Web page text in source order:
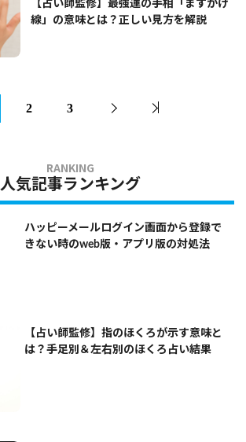
【占い師監修】最強運の手相「ますかけ
線」の意味とは？正しい見方を解説
2 3
人気記事ランキング
ハッピーメールログイン画面から登録で
きない時のweb版・アプリ版の対処法
【占い師監修】指のほくろが示す意味と
は？手足別＆左右別のほくろ占い結果